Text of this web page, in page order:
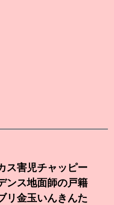
ス害児チャッピー
ンス地面師の戸籍
リ金玉いんきんた